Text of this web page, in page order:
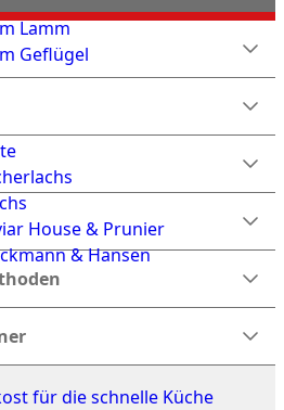
Lamm
Geflügel
House & Prunier
& Hansen
für die schnelle Küche